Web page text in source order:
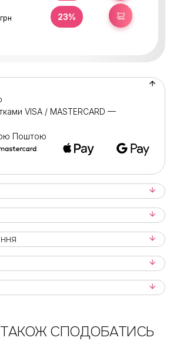
грн 23% КУПИТИ
VISA / MASTERCARD —
Поштою
СПОДОБАТИСЬ